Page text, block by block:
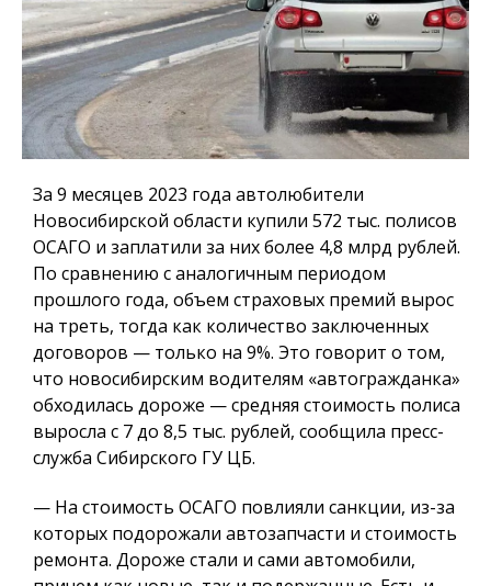
За 9 месяцев 2023 года автолюбители
Новосибирской области купили 572 тыс. полисов
ОСАГО и заплатили за них более 4,8 млрд рублей.
По сравнению с аналогичным периодом
прошлого года, объем страховых премий вырос
на треть, тогда как количество заключенных
договоров — только на 9%. Это говорит о том,
что новосибирским водителям «автогражданка»
обходилась дороже — средняя стоимость полиса
выросла с 7 до 8,5 тыс. рублей, сообщила пресс-
служба Сибирского ГУ ЦБ.
— На стоимость ОСАГО повлияли санкции, из-за
которых подорожали автозапчасти и стоимость
ремонта. Дороже стали и сами автомобили,